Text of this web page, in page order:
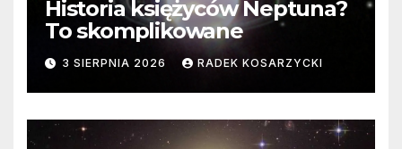
Historia księżyców Neptuna?
To skomplikowane
3 SIERPNIA 2026 RADEK KOSARZYCKI